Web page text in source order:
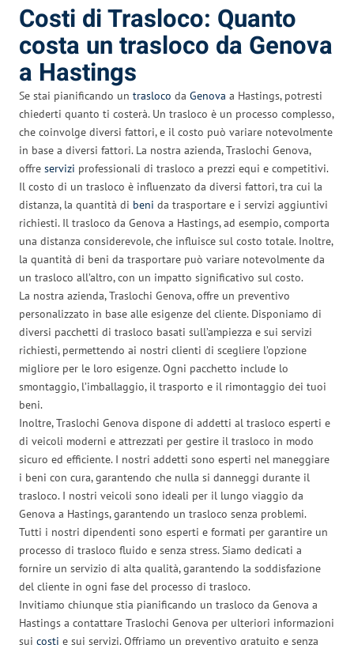
Costi di Trasloco: Quanto
costa un trasloco da Genova
a Hastings
Se stai pianificando un trasloco da Genova a Hastings, potresti
chiederti quanto ti costerà. Un trasloco è un processo complesso,
che coinvolge diversi fattori, e il costo può variare notevolmente
in base a diversi fattori. La nostra azienda, Traslochi Genova,
offre servizi professionali di trasloco a prezzi equi e competitivi.
Il costo di un trasloco è influenzato da diversi fattori, tra cui la
distanza, la quantità di beni da trasportare e i servizi aggiuntivi
richiesti. Il trasloco da Genova a Hastings, ad esempio, comporta
una distanza considerevole, che influisce sul costo totale. Inoltre,
la quantità di beni da trasportare può variare notevolmente da
un trasloco all’altro, con un impatto significativo sul costo.
La nostra azienda, Traslochi Genova, offre un preventivo
personalizzato in base alle esigenze del cliente. Disponiamo di
diversi pacchetti di trasloco basati sull’ampiezza e sui servizi
richiesti, permettendo ai nostri clienti di scegliere l’opzione
migliore per le loro esigenze. Ogni pacchetto include lo
smontaggio, l’imballaggio, il trasporto e il rimontaggio dei tuoi
beni.
Inoltre, Traslochi Genova dispone di addetti al trasloco esperti e
di veicoli moderni e attrezzati per gestire il trasloco in modo
sicuro ed efficiente. I nostri addetti sono esperti nel maneggiare
i beni con cura, garantendo che nulla si danneggi durante il
trasloco. I nostri veicoli sono ideali per il lungo viaggio da
Genova a Hastings, garantendo un trasloco senza problemi.
Tutti i nostri dipendenti sono esperti e formati per garantire un
processo di trasloco fluido e senza stress. Siamo dedicati a
fornire un servizio di alta qualità, garantendo la soddisfazione
del cliente in ogni fase del processo di trasloco.
Invitiamo chiunque stia pianificando un trasloco da Genova a
Hastings a contattare Traslochi Genova per ulteriori informazioni
sui costi e sui servizi. Offriamo un preventivo gratuito e senza